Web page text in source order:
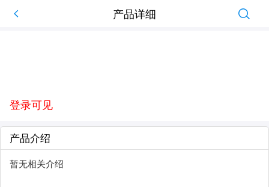
产品详细
登录可见
产品介绍
暂无相关介绍